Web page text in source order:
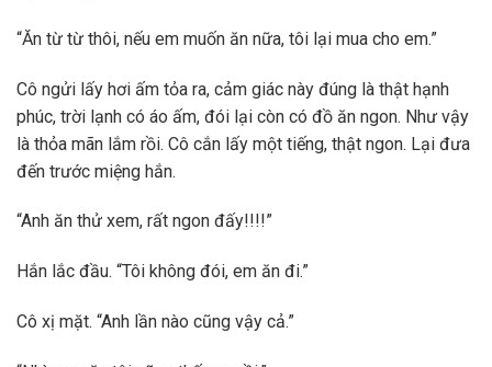
“Ăn từ từ thôi, nếu em muốn ăn nữa, tôi lại mua cho em.”
Cô ngửi lấy hơi ấm tỏa ra, cảm giác này đúng là thật hạnh
phúc, trời lạnh có áo ấm, đói lại còn có đồ ăn ngon. Như vậy
là thỏa mãn lắm rồi. Cô cắn lấy một tiếng, thật ngon. Lại đưa
đến trước miệng hắn.
“Anh ăn thử xem, rất ngon đấy!!!!”
Hắn lắc đầu. “Tôi không đói, em ăn đi.”
Cô xị mặt. “Anh lần nào cũng vậy cả.”